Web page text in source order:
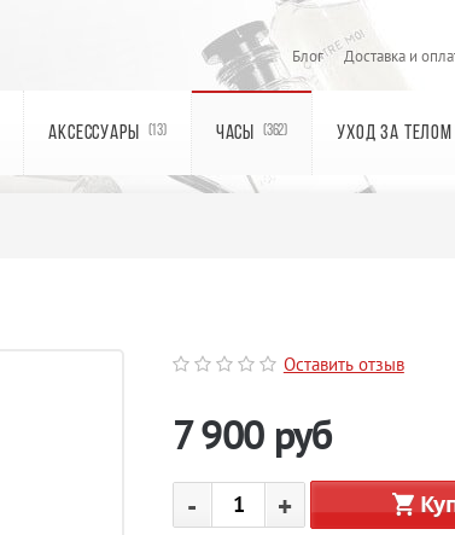
Блог Доставка и
АКСЕССУАРЫ (13) ЧАСЫ (362) УХОД ЗА ТЕЛОМ
Оставить отзыв
7 900 руб
- +